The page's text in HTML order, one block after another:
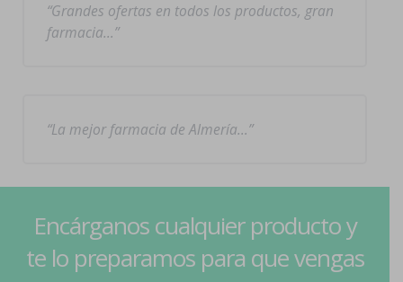
Grandes ofertas en todos los productos, gran
farmacia…
La mejor farmacia de Almería…
Encárganos cualquier producto y
te lo preparamos para que vengas